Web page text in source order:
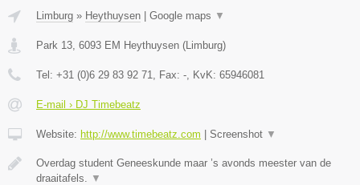
Limburg » Heythuysen Google maps ▼
Park 13 6093 EM Heythuysen ( Limburg)
Tel: +31 (0)6 29 83 92 71 , Fax: - , KvK: 65946081
E-mail › DJ Timebeatz
Website: http://www.timebeatz.com Screenshot ▼
Overdag student Geneeskunde maar ’s avonds meester van de
draaitafels.
▼